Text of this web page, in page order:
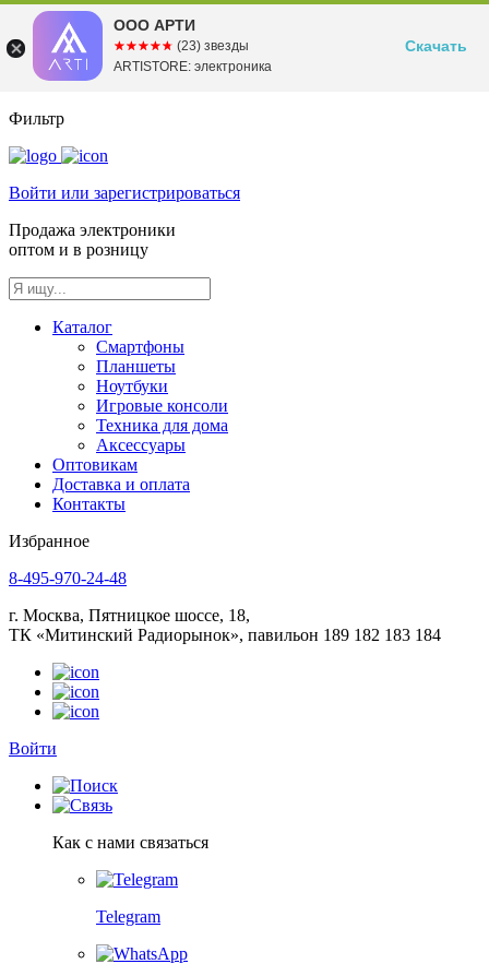
Фильтр
Войти или зарегистрироваться
Продажа электроники
оптом и в розницу
Каталог
Смартфоны
Планшеты
Ноутбуки
Игровые консоли
Техника для дома
Аксессуары
Оптовикам
Доставка и оплата
Контакты
Избранное
8-495-970-24-48
г. Москва, Пятницкое шоссе, 18,
ТК «Митинский Радиорынок», павильон 189 182 183 184
Войти
Как с нами связаться
Telegram
ООО АРТИ
☆☆☆☆☆
★★★★★ (23) звезды
ARTISTORE: электроника
Скачать